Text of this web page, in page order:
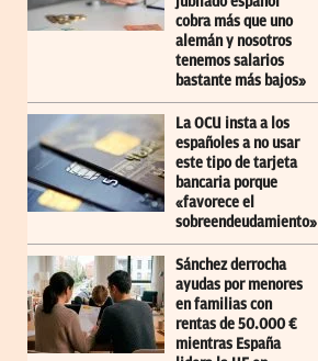
cobra más que uno
alemán y nosotros
tenemos salarios
bastante más bajos»
La OCU insta a los
españoles a no usar
este tipo de tarjeta
bancaria porque
«favorece el
sobreendeudamiento»
Sánchez derrocha
ayudas por menores
en familias con
rentas de 50.000 €
mientras España